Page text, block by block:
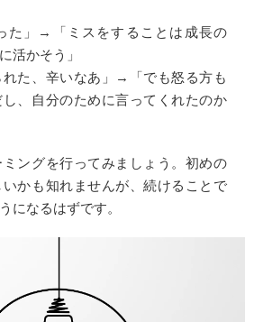
た」→「ミスをすることは成長の
活かそう」
れた、辛いなあ」→「でも怒る方も
、自分のために言ってくれたのか
ングを行ってみましょう。初めの
かも知れませんが、続けることで
になるはずです。